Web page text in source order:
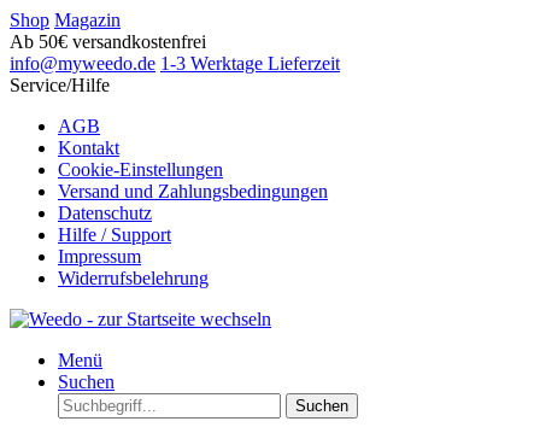
Shop Magazin
Ab 50€ versandkostenfrei
info@myweedo.de 1-3 Werktage Lieferzeit
Service/Hilfe
AGB
Kontakt
Cookie-Einstellungen
Versand und Zahlungsbedingungen
Datenschutz
Hilfe / Support
Impressum
Widerrufsbelehrung
Menü
Suchen
Suchen